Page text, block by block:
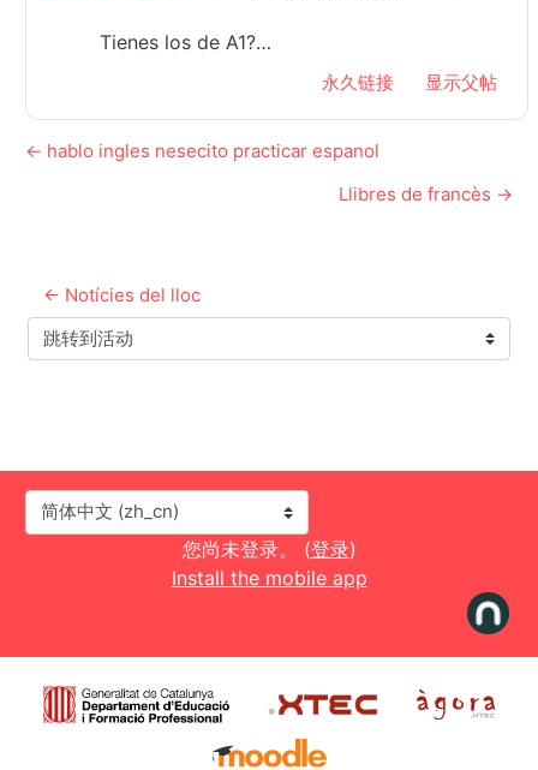
Tienes los de A1?…
永久链接 显示父帖
← hablo ingles nesecito practicar espanol
Llibres de francès →
← Notícies del lloc
跳转到活动
语言
您尚未登录。 (登录)
Install the mobile app